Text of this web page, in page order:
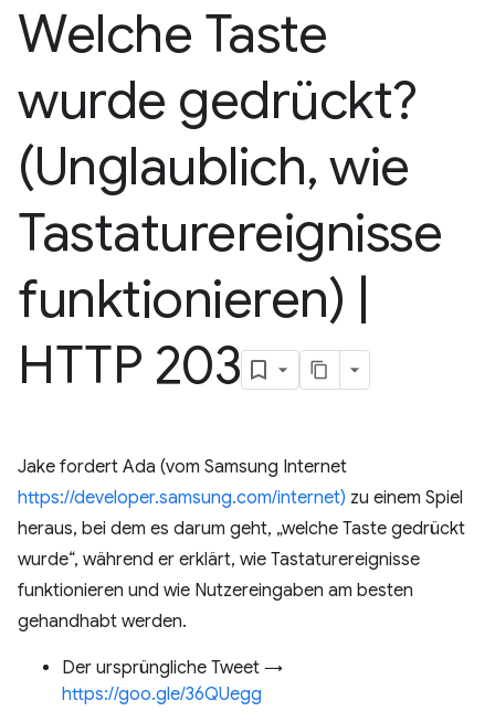
Welche Taste
wurde gedrückt?
(Unglaublich, wie
Tastaturereignisse
funktionieren)
HTTP 203
Jake fordert Ada (vom Samsung Internet
https://developer.samsung.com/internet) zu einem Spiel
heraus, bei dem es darum geht, „welche Taste gedrückt
wurde“, während er erklärt, wie Tastaturereignisse
funktionieren und wie Nutzereingaben am besten
gehandhabt werden.
Der ursprüngliche Tweet →
https://goo.gle/36QUegg